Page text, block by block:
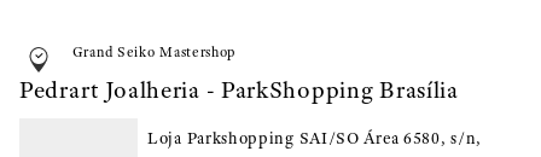
Grand Seiko Mastershop
Pedrart Joalheria - ParkShopping Brasília
Loja Parkshopping SAI/SO Área 6580, s/n,